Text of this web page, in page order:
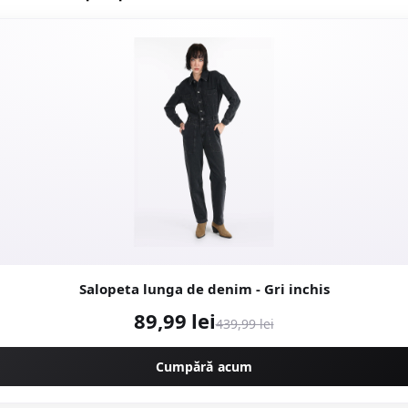
Salopeta lunga de denim - Gri inchis
89,99 lei439,99 lei
Cumpără acum